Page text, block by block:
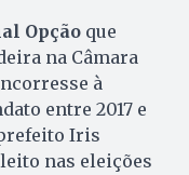
Opção que
na Câmara
à
entre 2017 e
Iris
nas eleições